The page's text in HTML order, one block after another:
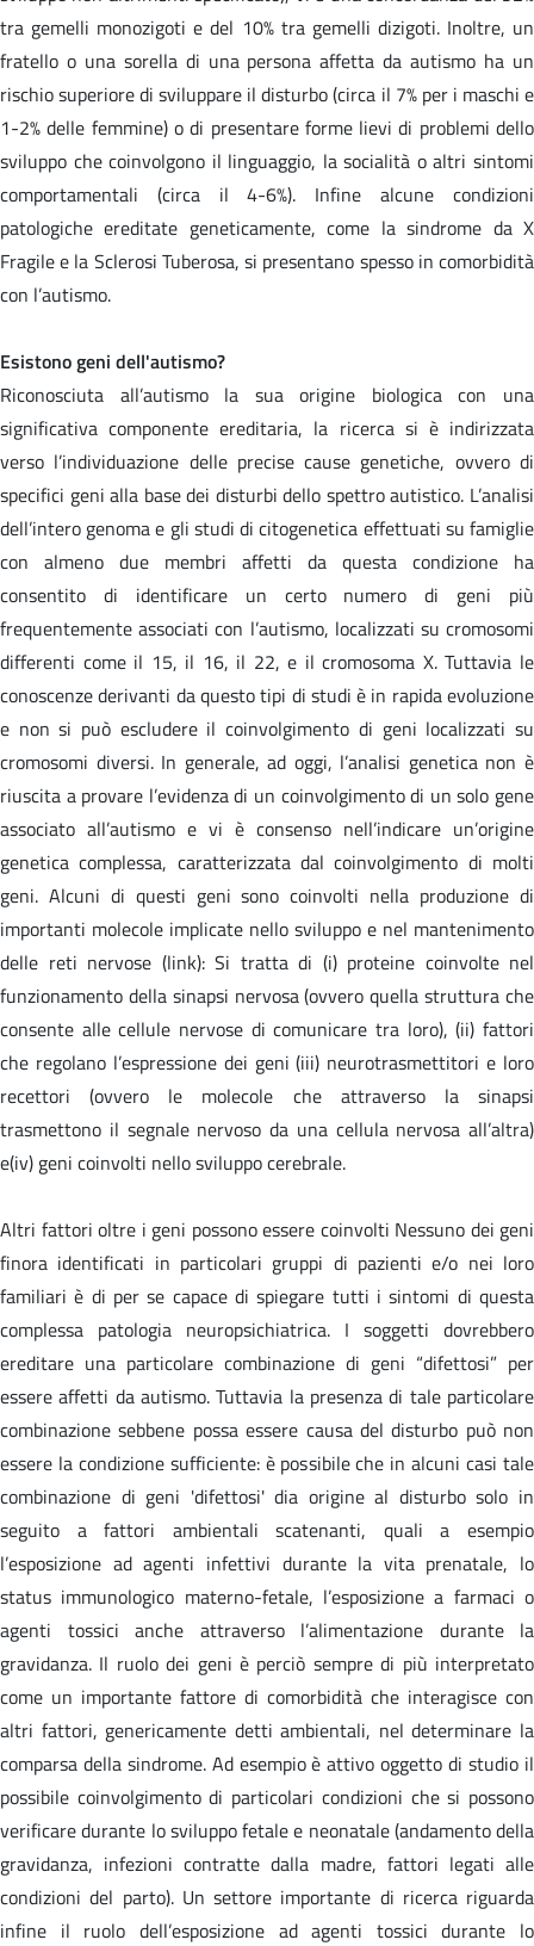
tra gemelli monozigoti e del 10% tra gemelli dizigoti. Inoltre, un
fratello o una sorella di una persona affetta da autismo ha un
rischio superiore di sviluppare il disturbo (circa il 7% per i maschi e
1-2% delle femmine) o di presentare forme lievi di problemi dello
sviluppo che coinvolgono il linguaggio, la socialità o altri sintomi
comportamentali (circa il 4-6%). Infine alcune condizioni
patologiche ereditate geneticamente, come la sindrome da X
Fragile e la Sclerosi Tuberosa, si presentano spesso in comorbidità
con l’autismo.
Esistono geni dell'autismo?
Riconosciuta all’autismo la sua origine biologica con una
significativa componente ereditaria, la ricerca si è indirizzata
verso l’individuazione delle precise cause genetiche, ovvero di
specifici geni alla base dei disturbi dello spettro autistico. L’analisi
dell’intero genoma e gli studi di citogenetica effettuati su famiglie
con almeno due membri affetti da questa condizione ha
consentito di identificare un certo numero di geni più
frequentemente associati con l’autismo, localizzati su cromosomi
differenti come il 15, il 16, il 22, e il cromosoma X. Tuttavia le
conoscenze derivanti da questo tipi di studi è in rapida evoluzione
e non si può escludere il coinvolgimento di geni localizzati su
cromosomi diversi. In generale, ad oggi, l’analisi genetica non è
riuscita a provare l’evidenza di un coinvolgimento di un solo gene
associato all’autismo e vi è consenso nell’indicare un’origine
genetica complessa, caratterizzata dal coinvolgimento di molti
geni. Alcuni di questi geni sono coinvolti nella produzione di
importanti molecole implicate nello sviluppo e nel mantenimento
delle reti nervose (link): Si tratta di (i) proteine coinvolte nel
funzionamento della sinapsi nervosa (ovvero quella struttura che
consente alle cellule nervose di comunicare tra loro), (ii) fattori
che regolano l’espressione dei geni (iii) neurotrasmettitori e loro
recettori (ovvero le molecole che attraverso la sinapsi
trasmettono il segnale nervoso da una cellula nervosa all’altra)
e(iv) geni coinvolti nello sviluppo cerebrale.
Altri fattori oltre i geni possono essere coinvolti Nessuno dei geni
finora identificati in particolari gruppi di pazienti e/o nei loro
familiari è di per se capace di spiegare tutti i sintomi di questa
complessa patologia neuropsichiatrica. I soggetti dovrebbero
ereditare una particolare combinazione di geni “difettosi” per
essere affetti da autismo. Tuttavia la presenza di tale particolare
combinazione sebbene possa essere causa del disturbo può non
essere la condizione sufficiente: è possibile che in alcuni casi tale
combinazione di geni 'difettosi' dia origine al disturbo solo in
seguito a fattori ambientali scatenanti, quali a esempio
l’esposizione ad agenti infettivi durante la vita prenatale, lo
status immunologico materno-fetale, l’esposizione a farmaci o
agenti tossici anche attraverso l’alimentazione durante la
gravidanza. Il ruolo dei geni è perciò sempre di più interpretato
come un importante fattore di comorbidità che interagisce con
altri fattori, genericamente detti ambientali, nel determinare la
comparsa della sindrome. Ad esempio è attivo oggetto di studio il
possibile coinvolgimento di particolari condizioni che si possono
verificare durante lo sviluppo fetale e neonatale (andamento della
gravidanza, infezioni contratte dalla madre, fattori legati alle
condizioni del parto). Un settore importante di ricerca riguarda
infine il ruolo dell’esposizione ad agenti tossici durante lo